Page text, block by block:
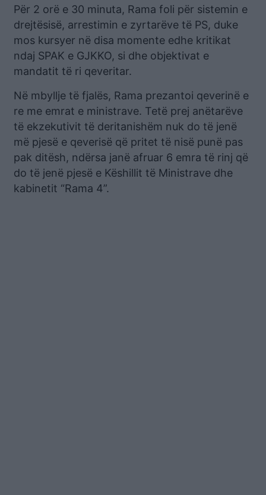
Për 2 orë e 30 minuta, Rama foli për sistemin e
drejtësisë, arrestimin e zyrtarëve të PS, duke
mos kursyer në disa momente edhe kritikat
ndaj SPAK e GJKKO, si dhe objektivat e
mandatit të ri qeveritar.
Në mbyllje të fjalës, Rama prezantoi qeverinë e
re me emrat e ministrave. Tetë prej anëtarëve
të ekzekutivit të deritanishëm nuk do të jenë
më pjesë e qeverisë që pritet të nisë punë pas
pak ditësh, ndërsa janë afruar 6 emra të rinj që
do të jenë pjesë e Këshillit të Ministrave dhe
kabinetit “Rama 4”.